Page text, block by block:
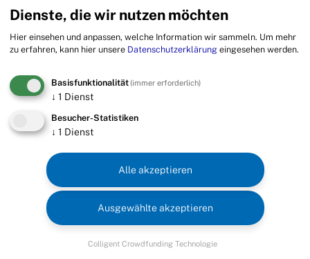
Dienste, die wir nutzen möchten
Hier einsehen und anpassen, welche Information wir sammeln. Um mehr
zu erfahren, kann hier unsere Datenschutzerklärung eingesehen werden.
Basisfunktionalität(immer erforderlich)
↓ 1 Dienst
Besucher-Statistiken
↓ 1 Dienst
Ausgewählte akzeptieren
Alle akzeptieren
Colligent Crowdfunding Technologie